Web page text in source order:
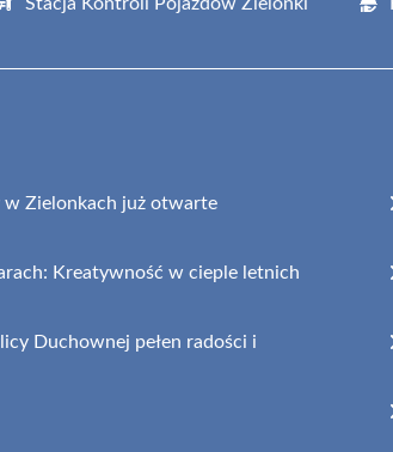
Zielonkach już otwarte
Kreatywność w cieple letnich
Duchownej pełen radości i